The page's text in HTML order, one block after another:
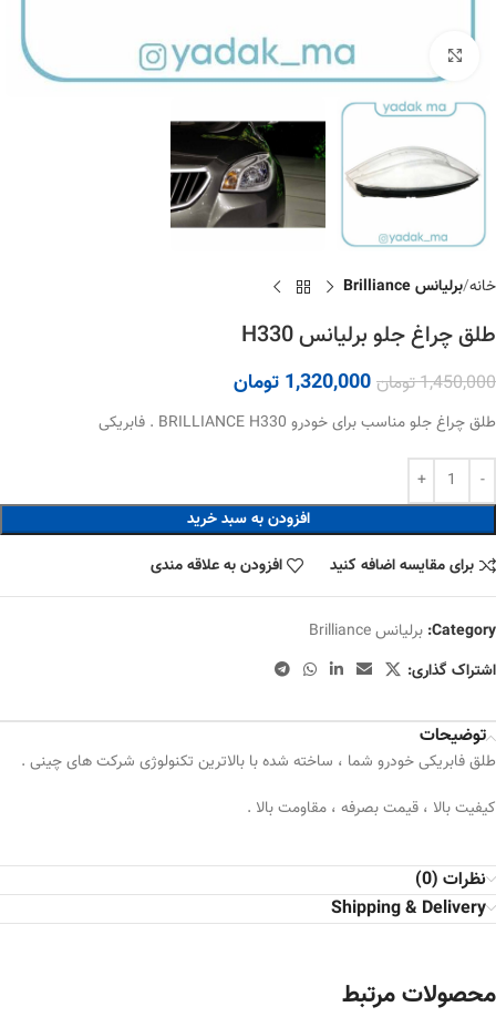
برای بزرگنمایی کلیک کنید
خانه برلیانس Brilliance
طلق چراغ جلو برلیانس H330
1,450,000تومان1,320,000 تومان
طلق چراغ جلو مناسب برای خودرو BRILLIANCE H330 . فابریکی
افزودن به سبد خرید
برای مقایسه اضافه کنید
افزودن به علاقه مندی
Category: برلیانس Brilliance
اشتراک گذاری:
توضیحات
طلق فابریکی خودرو شما ، ساخته شده با بالاترین تکنولوژی شرکت های چینی .
کیفیت بالا ، قیمت بصرفه ، مقاومت بالا .
نظرات (0)
Shipping & Delivery
محصولات مرتبط